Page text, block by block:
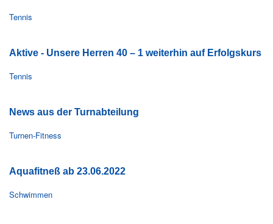
Tennis
Aktive - Unsere Herren 40 – 1 weiterhin auf Erfolgskurs
Tennis
News aus der Turnabteilung
Turnen-Fitness
Aquafitneß ab 23.06.2022
Schwimmen